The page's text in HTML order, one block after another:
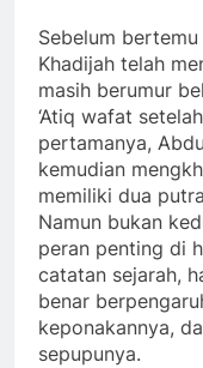
Sebelum
Khadijah telah
masih berumur
‘Atiq wafat
pertamanya,
kemudian
memiliki dua
Namun bukan
peran penting di
catatan sejarah,
benar
keponakannya,
sepupunya.